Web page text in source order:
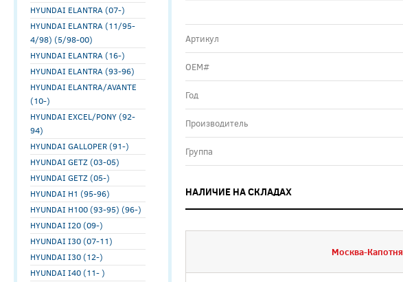
HYUNDAI ELANTRA (07-)
HYUNDAI ELANTRA (11/95-
4/98) (5/98-00)
HYUNDAI ELANTRA (16-)
HYUNDAI ELANTRA (93-96)
HYUNDAI ELANTRA/AVANTE
(10-)
HYUNDAI EXCEL/PONY (92-
94)
HYUNDAI GALLOPER (91-)
HYUNDAI GETZ (03-05)
HYUNDAI GETZ (05-)
HYUNDAI H1 (95-96)
HYUNDAI H100 (93-95) (96-)
HYUNDAI I20 (09-)
HYUNDAI I30 (07-11)
HYUNDAI I30 (12-)
HYUNDAI I40 (11- )
Артикул
ОЕМ#
Год
Производитель
Группа
НАЛИЧИЕ НА СКЛАДАХ
Москва-Капотня